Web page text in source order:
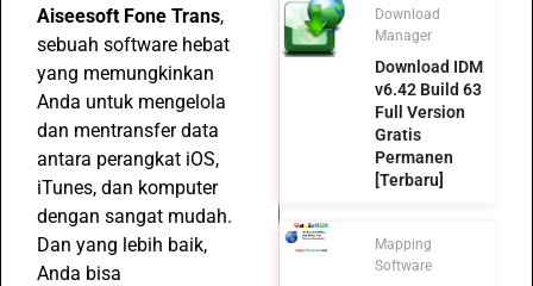
Aiseesoft Fone Trans,
sebuah software hebat
yang memungkinkan
Anda untuk mengelola
dan mentransfer data
antara perangkat iOS,
iTunes, dan komputer
dengan sangat mudah.
Dan yang lebih baik,
Anda bisa
Download
Manager
Download IDM
v6.42 Build 63
Full Version
Gratis
Permanen
[Terbaru]
Mapping
Software